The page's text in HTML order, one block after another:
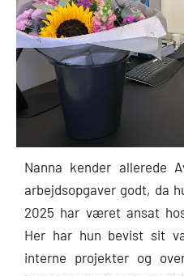
Nanna kender allerede
arbejdsopgaver godt, da
2025 har været ansat
Her har hun bevist sit
interne projekter og